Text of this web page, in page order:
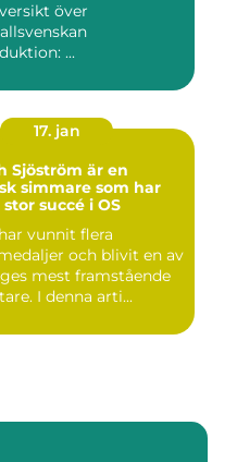
över
Introduktion: ...
17. jan
Sjöström är en
simmare som har
succé i OS
vunnit flera
och blivit en av
mest framstående
I denna arti...